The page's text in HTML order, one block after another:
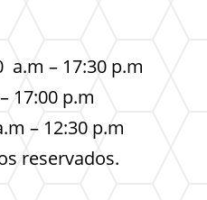
a.m – 17:30 p.m
17:00 p.m
– 12:30 p.m
reservados.